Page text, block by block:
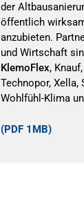
der
öffentlich
anzubieten.
und Wirtschaft
KlemoFlex,
Technopor, Xella,
Wohlfühl-Klima
(PDF 1MB)